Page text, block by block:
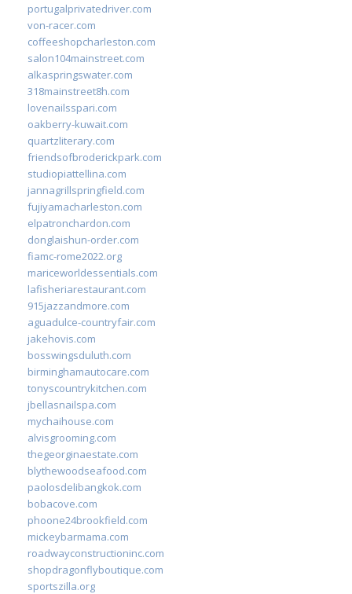
portugalprivatedriver.com
von-racer.com
coffeeshopcharleston.com
salon104mainstreet.com
alkaspringswater.com
318mainstreet8h.com
lovenailsspari.com
oakberry-kuwait.com
quartzliterary.com
friendsofbroderickpark.com
studiopiattellina.com
jannagrillspringfield.com
fujiyamacharleston.com
elpatronchardon.com
donglaishun-order.com
fiamc-rome2022.org
mariceworldessentials.com
lafisheriarestaurant.com
915jazzandmore.com
aguadulce-countryfair.com
jakehovis.com
bosswingsduluth.com
birminghamautocare.com
tonyscountrykitchen.com
jbellasnailspa.com
mychaihouse.com
alvisgrooming.com
thegeorginaestate.com
blythewoodseafood.com
paolosdelibangkok.com
bobacove.com
phoone24brookfield.com
mickeybarmama.com
roadwayconstructioninc.com
shopdragonflyboutique.com
sportszilla.org